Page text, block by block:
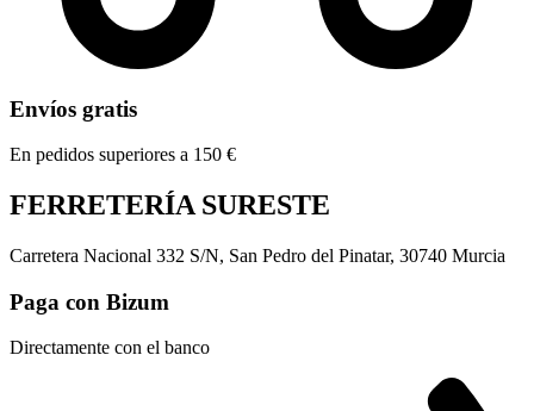
Envíos gratis
En pedidos superiores a 150 €
FERRETERÍA SURESTE
Carretera Nacional 332 S/N, San Pedro del Pinatar, 30740 Murcia
Paga con Bizum
Directamente con el banco